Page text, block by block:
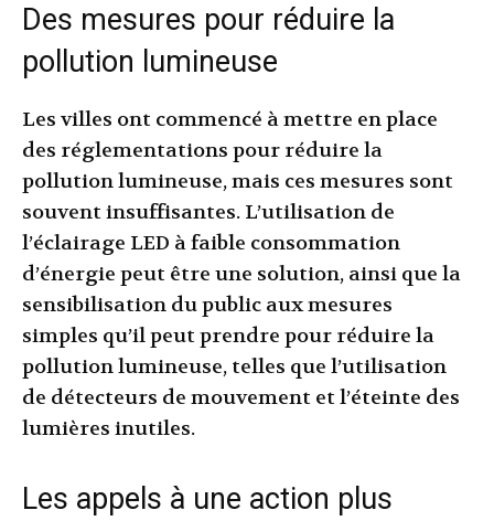
Des mesures pour réduire la
pollution lumineuse
Les villes ont commencé à mettre en place
des réglementations pour réduire la
pollution lumineuse, mais ces mesures sont
souvent insuffisantes. L’utilisation de
l’éclairage LED à faible consommation
d’énergie peut être une solution, ainsi que la
sensibilisation du public aux mesures
simples qu’il peut prendre pour réduire la
pollution lumineuse, telles que l’utilisation
de détecteurs de mouvement et l’éteinte des
lumières inutiles.
Les appels à une action plus